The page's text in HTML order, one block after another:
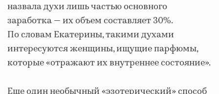
назвала духи лишь частью основного
заработка — их объем составляет 30%.
По словам Екатерины, такими духами
интересуются женщины, ищущие парфюмы,
которые «отражают их внутреннее состояние».